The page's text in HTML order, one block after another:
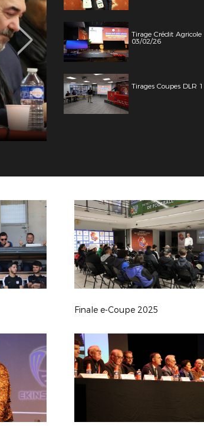
Tirage Crédit Agricole
03/02/26
Tirages Coupes DLR
Finale e-Coupe 2025